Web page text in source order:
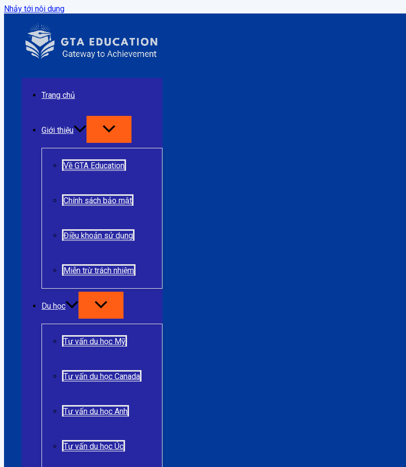
Nhảy tới nội dung
Trang chủ
Giới thiệu
Về GTA Education
Chính sách bảo mật
Điều khoản sử dụng
Miễn trừ trách nhiệm
Du học
Tư vấn du học Mỹ
Tư vấn du học Canada
Tư vấn du học Anh
Tư vấn du học Úc